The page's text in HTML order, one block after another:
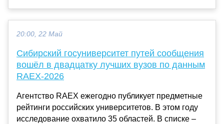
20:00, 22 Май
Сибирский госуниверситет путей сообщения
вошёл в двадцатку лучших вузов по данным
RAEX-2026
Агентство RAEX ежегодно публикует предметные
рейтинги российских университетов. В этом году
исследование охватило 35 областей. В списке –